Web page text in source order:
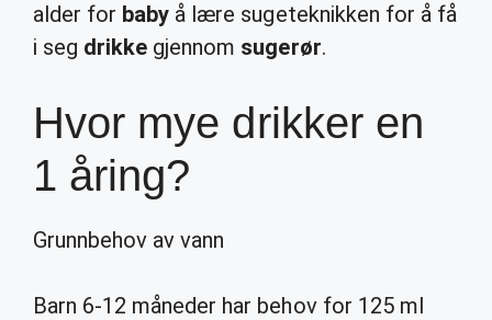
alder for baby å lære sugeteknikken for å få
i seg drikke gjennom sugerør.
Hvor mye drikker en
1 åring?
Grunnbehov av vann
Barn 6-12 måneder har behov for 125 ml